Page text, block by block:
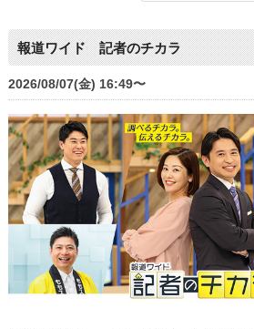
報道ワイド 記者のチカラ
2026/08/07(金) 16:49〜